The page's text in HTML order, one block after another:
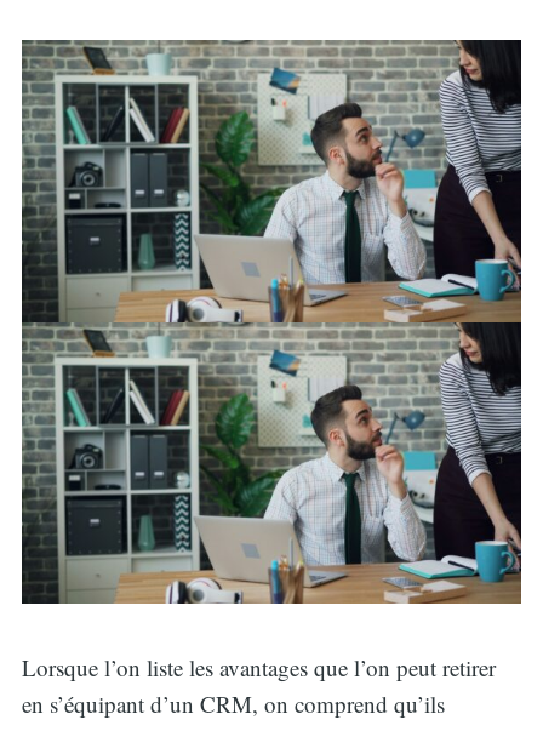
Lorsque l’on liste les avantages que l’on peut retirer
en s’équipant d’un CRM, on comprend qu’ils